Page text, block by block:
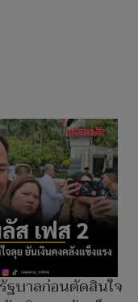
ฐบาลก่อนตัดสินใจ